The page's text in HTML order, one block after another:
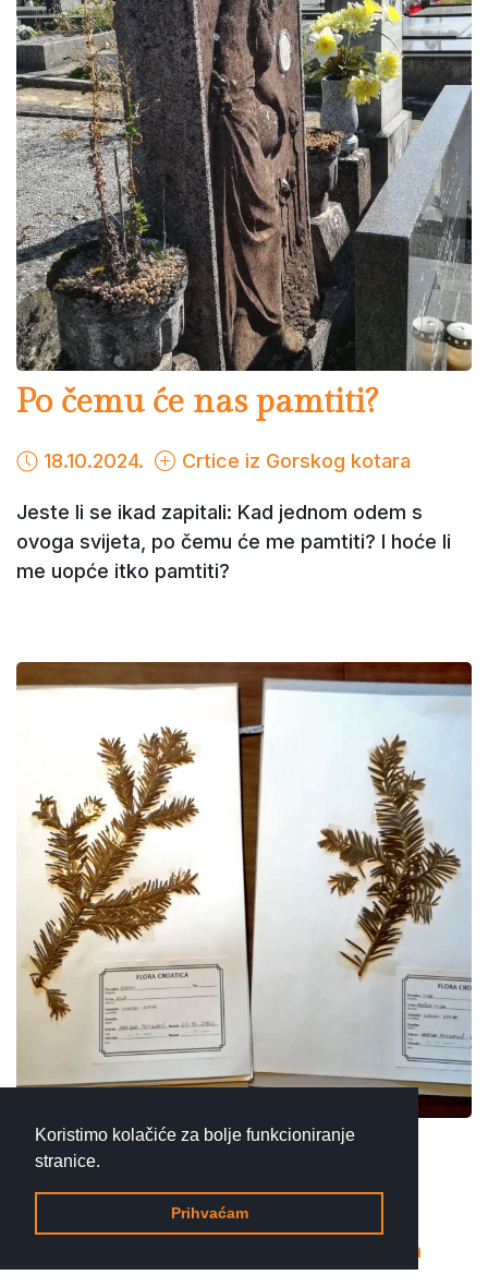
Koristimo kolačiće za bolje funkcioniranje
stranice.
Prihvaćam
Po čemu će nas pamtiti?
18.10.2024. Crtice iz Gorskog kotara
Jeste li se ikad zapitali: Kad jednom odem s
ovoga svijeta, po čemu će me pamtiti? I hoće li
me uopće itko pamtiti?
Zašto smo se radovali
herbariju?
Crtice iz Gorskog kotara